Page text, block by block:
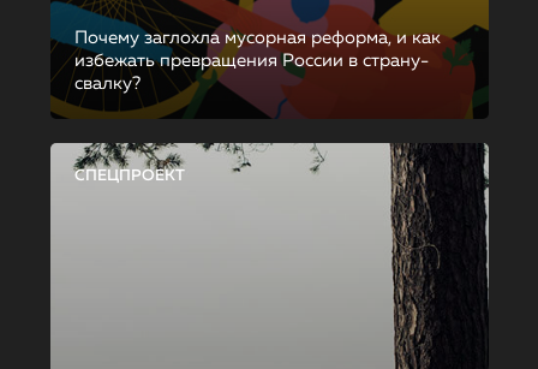
Почему заглохла мусорная реформа, и как
избежать превращения России в страну-
свалку?
СПЕЦПРОЕКТ